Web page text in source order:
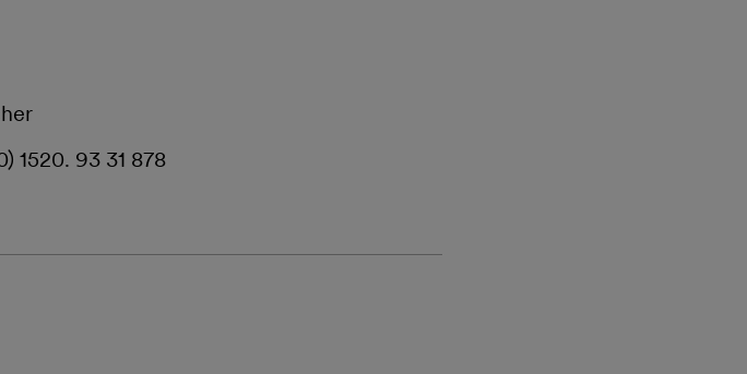
1520. 93 31 878